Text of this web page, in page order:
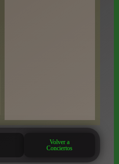
Volver a
Conciertos